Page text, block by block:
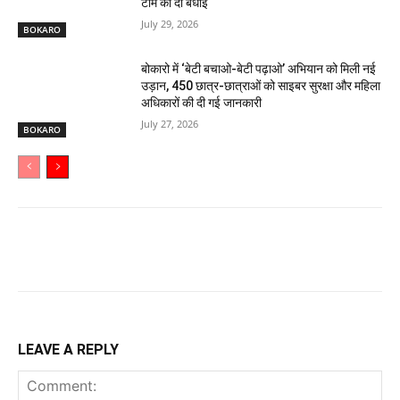
BOKARO
टीम को दी बधाई
July 29, 2026
BOKARO
बोकारो में ‘बेटी बचाओ-बेटी पढ़ाओ’ अभियान को मिली नई
उड़ान, 450 छात्र-छात्राओं को साइबर सुरक्षा और महिला
अधिकारों की दी गई जानकारी
July 27, 2026
LEAVE A REPLY